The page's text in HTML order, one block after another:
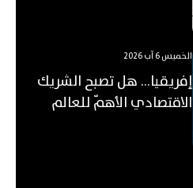
الخميس 6 آب 2026
إفريقيا... هل تصبح الشريك
الاقتصادي الأهمّ للعالم